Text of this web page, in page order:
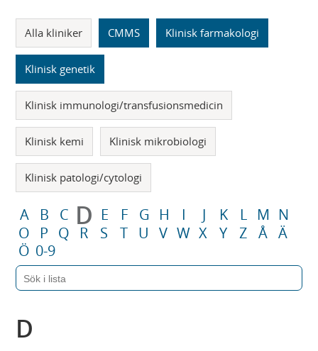
Alla kliniker CMMS Klinisk farmakologi
Klinisk genetik
Klinisk immunologi/transfusionsmedicin
Klinisk kemi Klinisk mikrobiologi
Klinisk patologi/cytologi
A B C D E F G H I J K L M N
O
P Q R S T U V W X Y Z Å Ä
Ö 0-9
D